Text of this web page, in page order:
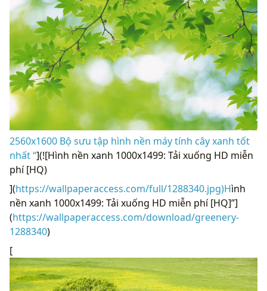
2560x1600 Bộ sưu tập hình nền máy tính cây xanh tốt
nhất “](![Hình nền xanh 1000x1499: Tải xuống HD miễn
phí [HQ)
](https://wallpaperaccess.com/full/1288340.jpg)Hình
nền xanh 1000x1499: Tải xuống HD miễn phí [HQ]”]
(https://wallpaperaccess.com/download/greenery-
1288340)
[